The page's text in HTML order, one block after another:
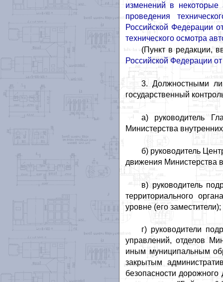
изменений в некоторые
проведения
Российской Федерации
технического осмотра
(Пункт в редакции,
Российской Федерации
3. Должностными
государственный
а) руководитель
Министерства
б) руководитель
движения Министерства
в) руководитель
территориального
уровне (его заместители);
г) руководители
управлений, отделов
иным муниципальным
закрытым
безопасности